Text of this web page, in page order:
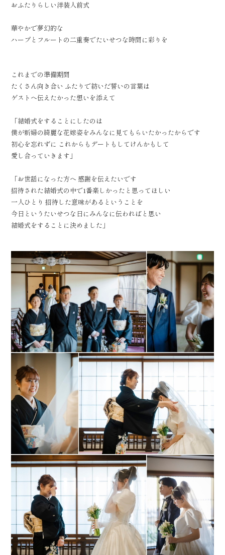
おふたりらしい洋装人前式
華やかで夢幻的な
ハープとフルートの二重奏でたいせつな時間に彩りを
これまでの準備期間
たくさん向き合い ふたりで紡いだ誓いの言葉は
ゲストへ伝えたかった想いを添えて
「結婚式をすることにしたのは
僕が新婦の綺麗な花嫁姿をみんなに見てもらいたかったからです
初心を忘れずに これからもデートもしてけんかもして
愛し合っていきます」
「お世話になった方へ 感謝を伝えたいです
招待された結婚式の中で1番楽しかったと思ってほしい
一人ひとり 招待した意味があるということを
今日というたいせつな日にみんなに伝わればと思い
結婚式をすることに決めました」